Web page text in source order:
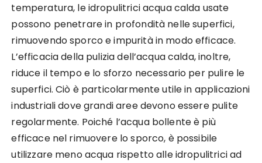
temperatura, le idropulitrici acqua calda usate
possono penetrare in profondità nelle superfici,
rimuovendo sporco e impurità in modo efficace.
L’efficacia della pulizia dell’acqua calda, inoltre,
riduce il tempo e lo sforzo necessario per pulire le
superfici. Ciò è particolarmente utile in applicazioni
industriali dove grandi aree devono essere pulite
regolarmente. Poiché l’acqua bollente è più
efficace nel rimuovere lo sporco, è possibile
utilizzare meno acqua rispetto alle idropulitrici ad